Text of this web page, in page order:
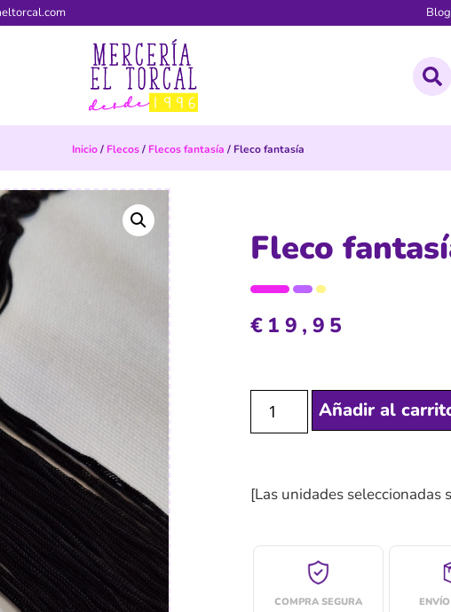
Blog
Inicio/ Flecos/ Flecos fantasía / Fleco fantasía
Fleco
€ 19,95
Añadir al
[Las unidades seleccionadas
COMPRA SEGURA